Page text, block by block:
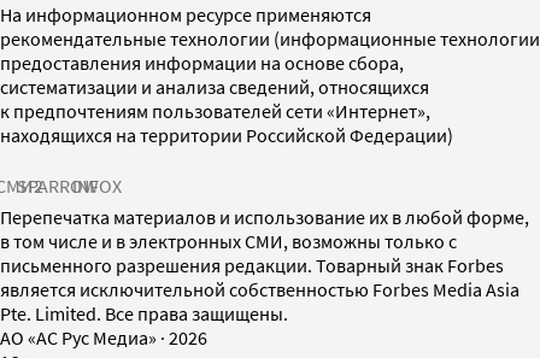
На информационном ресурсе применяются
рекомендательные технологии (информационные технологии
предоставления информации на основе сбора,
систематизации и анализа сведений, относящихся
к предпочтениям пользователей сети «Интернет»,
находящихся на территории Российской Федерации)
SPARROWINFOX
Перепечатка материалов и использование их в любой форме,
в том числе и в электронных СМИ, возможны только с
письменного разрешения редакции. Товарный знак Forbes
является исключительной собственностью Forbes Media Asia
Pte. Limited. Все права защищены.
AO «АС Рус Медиа» · 2026